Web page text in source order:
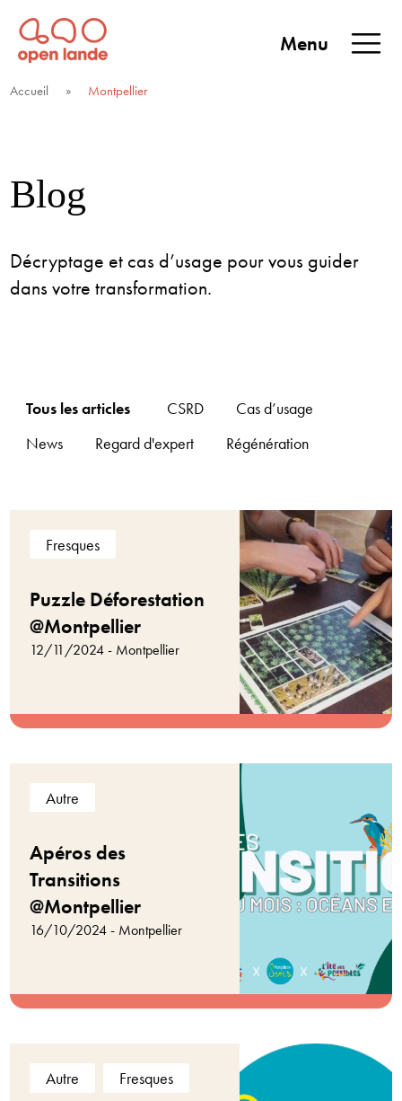
Aller
directement
au
contenu
TERRITOIRES
Open Lande
Entreprises & territoires
Menu
Accueil » Montpellier
Blog
Décryptage et cas d’usage pour vous guider
dans votre transformation.
Tous les articles CSRD
Cas d’usage
News
Regard d'expert Régénération
Fresques
Puzzle Déforestation
@Montpellier
12/11/2024 - Montpellier
Autre
Apéros des
Transitions
@Montpellier
16/10/2024 - Montpellier
Autre Fresques